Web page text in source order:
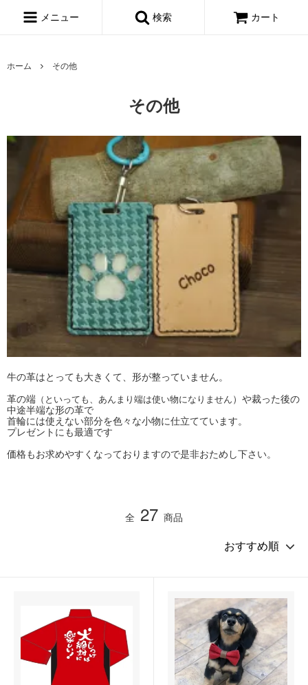
メニュー 検索 カート
ホーム その他
その他
牛の革はとっても大きくて、形が整っていません。
革の端 （といっても、あんまり端は使い物になりません）や裁った後の
中途半端な形の革で
首輪には使えない部分を色々な小物に仕立てています。
プレゼントにも最適です
価格もお求めやすくなっておりますので是非おためし下さい。
全 27 商品